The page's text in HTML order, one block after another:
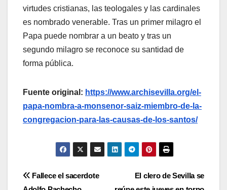
virtudes cristianas, las teologales y las cardinales
es nombrado venerable. Tras un primer milagro el
Papa puede nombrar a un beato y tras un
segundo milagro se reconoce su santidad de
forma pública.
Fuente original: https://www.archisevilla.org/el-
papa-nombra-a-monsenor-saiz-miembro-de-la-
congregacion-para-las-causas-de-los-santos/
Navegación
El clero de Sevilla se
Fallece el sacerdote